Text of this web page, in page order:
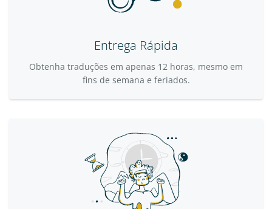
Entrega Rápida
Obtenha traduções em apenas 12 horas, mesmo em
fins de semana e feriados.